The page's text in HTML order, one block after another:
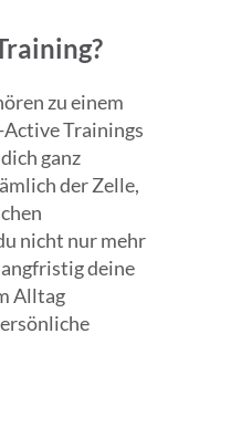
zu einem
Trainings
ganz
der Zelle,
nicht nur mehr
deine
Alltag